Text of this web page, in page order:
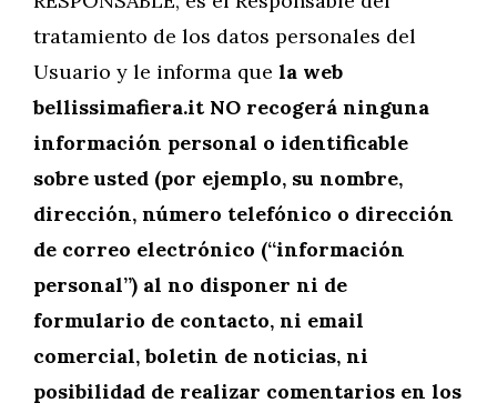
tratamiento de los datos personales del
Usuario y le informa que la web
bellissimafiera.it NO recogerá ninguna
información personal o identificable
sobre usted (por ejemplo, su nombre,
dirección, número telefónico o dirección
de correo electrónico (“información
personal”) al no disponer ni de
formulario de contacto, ni email
comercial, boletin de noticias, ni
posibilidad de realizar comentarios en los